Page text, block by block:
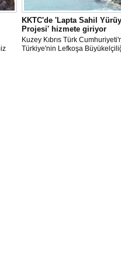
KKTC'de 'Lapta Sahil
Projesi' hizmete giriyor
Kuzey Kıbrıs Türk
Türkiye'nin Lefkoşa